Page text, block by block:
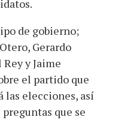
de gobierno;
Gerardo
y Jaime
el partido que
las elecciones, así
que se